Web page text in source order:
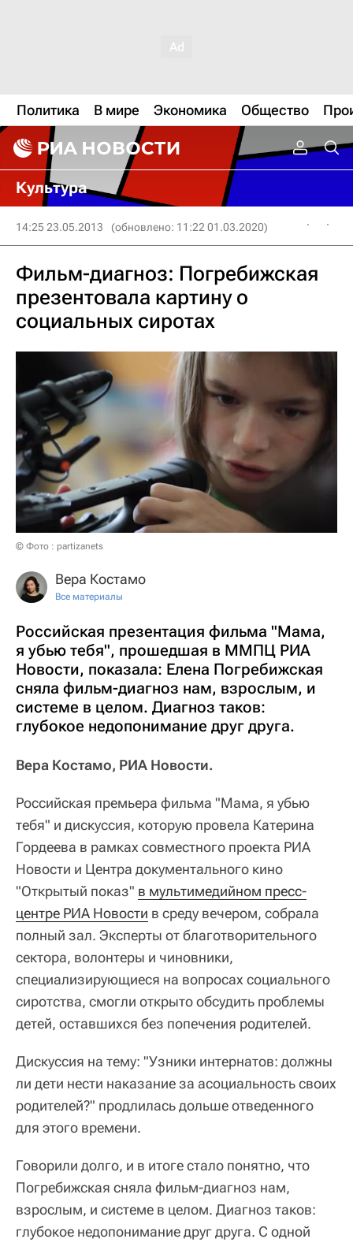
Политика В мире Экономика Общество
Культура
14:25 23.05.2013 (обновлено: 11:22 01.03.2020)
Фильм-диагноз: Погребижская
презентовала картину о
социальных сиротах
© Фото : partizanets
Вера Костамо
Все материалы
Российская презентация фильма "Мама,
я убью тебя", прошедшая в ММПЦ РИА
Новости, показала: Елена Погребижская
сняла фильм-диагноз нам, взрослым, и
системе в целом. Диагноз таков:
глубокое недопонимание друг друга.
Вера Костамо, РИА Новости.
Российская премьера фильма "Мама, я убью
тебя" и дискуссия, которую провела Катерина
Гордеева в рамках совместного проекта РИА
Новости и Центра документального кино
"Открытый показ" в мультимедийном пресс-
центре РИА Новости в среду вечером, собрала
полный зал. Эксперты от благотворительного
сектора, волонтеры и чиновники,
специализирующиеся на вопросах социального
сиротства, смогли открыто обсудить проблемы
детей, оставшихся без попечения родителей.
Дискуссия на тему: "Узники интернатов: должны
ли дети нести наказание за асоциальность своих
родителей?" продлилась дольше отведенного
для этого времени.
Говорили долго, и в итоге стало понятно, что
Погребижская сняла фильм-диагноз нам,
взрослым, и системе в целом. Диагноз таков:
глубокое недопонимание друг друга. С одной